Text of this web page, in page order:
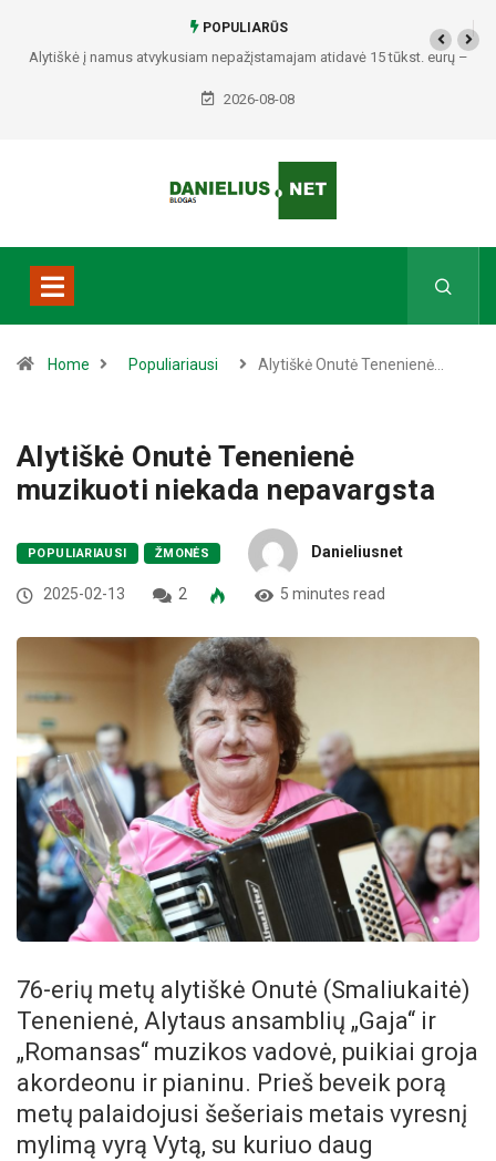
POPULIARŪS
eurų –
Policija prašo pagalbos: paviešino du vyrus, įtariamus galimai
padariusius vagystes Alytuje ir Dauguose
2026-08-08
Home Populiariausi Alytiškė Onutė Tenenienė…
Alytiškė Onutė Tenenienė
muzikuoti niekada nepavargsta
POPULIARIAUSI ŽMONĖS Danieliusnet
2025-02-13 2 5 minutes read
76-erių metų alytiškė Onutė (Smaliukaitė)
Tenenienė, Alytaus ansamblių „Gaja“ ir
„Romansas“ muzikos vadovė, puikiai groja
akordeonu ir pianinu. Prieš beveik porą
metų palaidojusi šešeriais metais vyresnį
mylimą vyrą Vytą, su kuriuo daug